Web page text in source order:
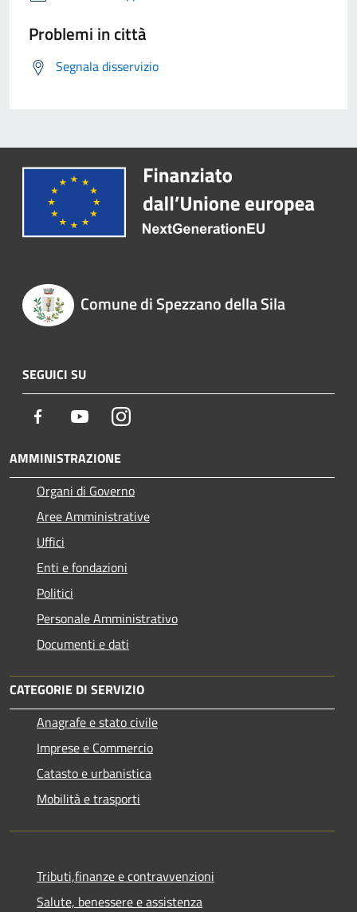
Problemi in città
Segnala disservizio
Comune di Spezzano della Sila
SEGUICI SU
Facebook YoutubeInstagram
AMMINISTRAZIONE
Organi di Governo
Aree Amministrative
Uffici
Enti e fondazioni
Politici
Personale Amministrativo
Documenti e dati
CATEGORIE DI SERVIZIO
Anagrafe e stato civile
Imprese e Commercio
Catasto e urbanistica
Mobilità e trasporti
Tributi,finanze e contravvenzioni
Salute, benessere e assistenza